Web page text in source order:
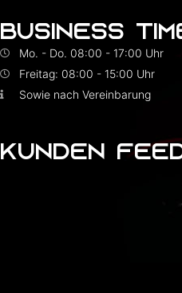
BUSINESS
Mo. - Do. 08:00 - 17:00 Uhr
Freitag: 08:00 - 15:00 Uhr
Sowie nach Vereinbarung
KUNDEN